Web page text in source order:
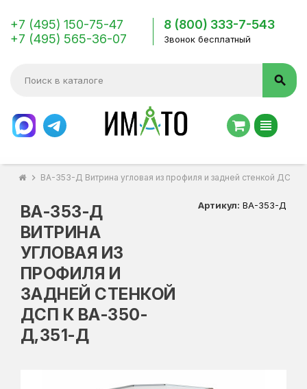
+7 (495) 150-75-47
+7 (495) 565-36-07
8 (800) 333-7-543
Звонок бесплатный
search
view_headline
chevron_right ВА-353-Д Витрина угловая из профиля и задней стенкой ДСП
ВА-353-Д
ВИТРИНА
УГЛОВАЯ ИЗ
ПРОФИЛЯ И
ЗАДНЕЙ СТЕНКОЙ
ДСП К ВА-350-
Д,351-Д
Артикул: ВА-353-Д